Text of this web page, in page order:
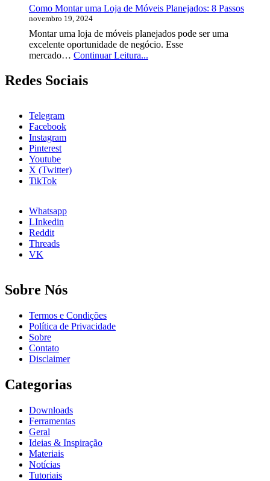
para
Otimizar
Espaços
Para
Como Montar uma Loja de Móveis Planejados: 8 Passos
novembro 19, 2024
Montar uma loja de móveis planejados pode ser uma
excelente oportunidade de negócio. Esse
mercado… Continuar Leitura...
Redes Sociais
Telegram
Facebook
Instagram
Pinterest
Youtube
X (Twitter)
TikTok
Whatsapp
LInkedin
Reddit
Threads
VK
Sobre Nós
Termos e Condições
Política de Privacidade
Sobre
Contato
Disclaimer
Categorias
Downloads
Ferramentas
Geral
Ideias & Inspiração
Materiais
Notícias
Tutoriais